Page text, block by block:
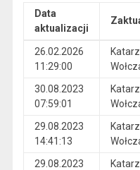
Data
aktualizacji
26.02.2026
11:29:00
30.08.2023
07:59:01
29.08.2023
14:41:13
29.08.2023